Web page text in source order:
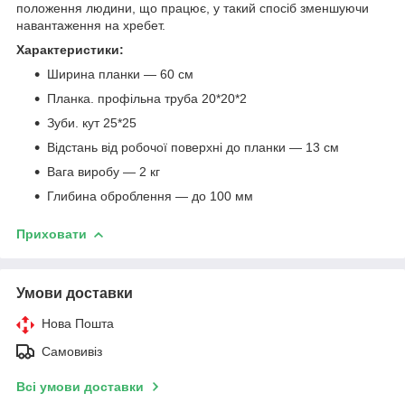
положення людини, що працює, у такий спосіб зменшуючи
навантаження на хребет.
Характеристики:
Ширина планки — 60 см
Планка. профільна труба 20*20*2
Зуби. кут 25*25
Відстань від робочої поверхні до планки — 13 см
Вага виробу — 2 кг
Глибина оброблення — до 100 мм
Приховати
Умови доставки
Нова Пошта
Самовивіз
Всі умови доставки